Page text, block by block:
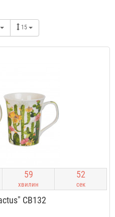
15
59
хвилин
51
сек
CB132